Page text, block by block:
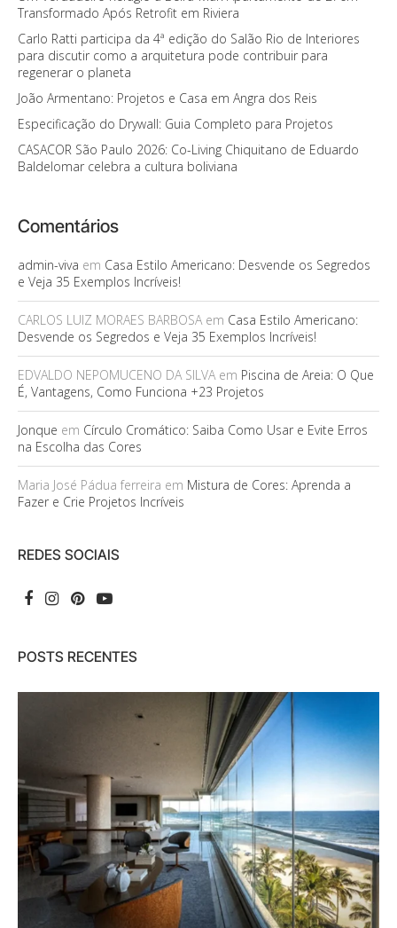
Transformado Após Retrofit em Riviera
Carlo Ratti participa da 4ª edição do Salão Rio de Interiores
para discutir como a arquitetura pode contribuir para
regenerar o planeta
João Armentano: Projetos e Casa em Angra dos Reis
Especificação do Drywall: Guia Completo para Projetos
CASACOR São Paulo 2026: Co-Living Chiquitano de Eduardo
Baldelomar celebra a cultura boliviana
Comentários
admin-viva em Casa Estilo Americano: Desvende os Segredos
e Veja 35 Exemplos Incríveis!
CARLOS LUIZ MORAES BARBOSAem Casa Estilo Americano:
Desvende os Segredos e Veja 35 Exemplos Incríveis!
EDVALDO NEPOMUCENO DA SILVAem Piscina de Areia: O Que
É, Vantagens, Como Funciona +23 Projetos
Jonque em Círculo Cromático: Saiba Como Usar e Evite Erros
na Escolha das Cores
Maria José Pádua ferreira em Mistura de Cores: Aprenda a
Fazer e Crie Projetos Incríveis
REDES SOCIAIS
POSTS RECENTES